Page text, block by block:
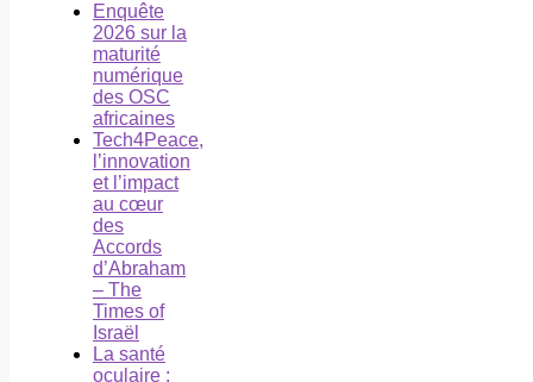
Enquête
2026 sur la
maturité
numérique
des OSC
africaines
Tech4Peace,
l’innovation
et l’impact
au cœur
des
Accords
d’Abraham
– The
Times of
Israël
La santé
oculaire :